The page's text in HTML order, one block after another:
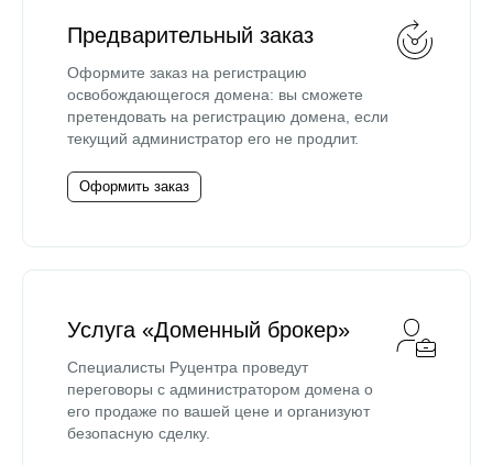
Предварительный заказ
Оформите заказ на регистрацию
освобождающегося домена: вы сможете
претендовать на регистрацию домена, если
текущий администратор его не продлит.
Оформить заказ
Услуга «Доменный брокер»
Специалисты Руцентра проведут
переговоры с администратором домена о
его продаже по вашей цене и организуют
безопасную сделку.